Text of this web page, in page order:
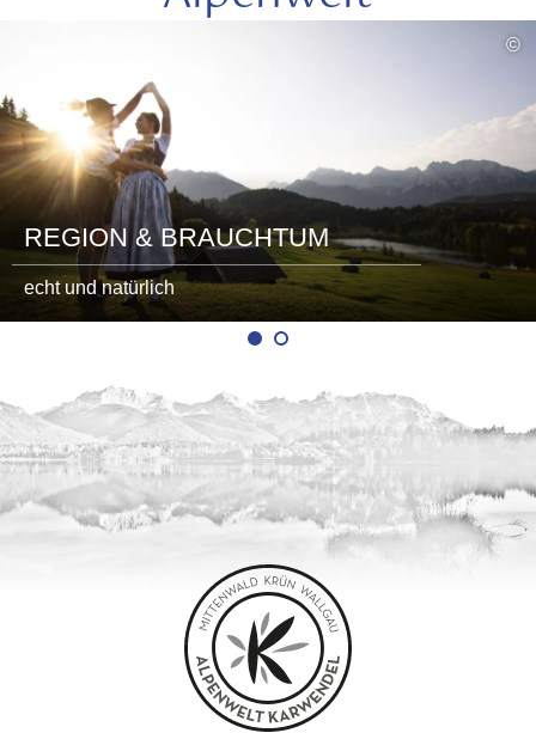
©
REGION & BRAUCHTUM
echt und natürlich